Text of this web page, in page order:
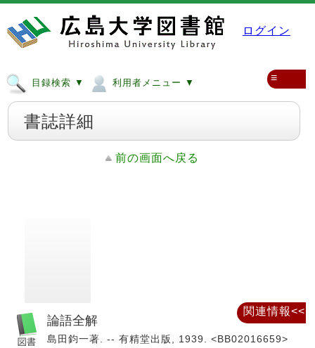
ログイン
目録検索 ▼ 利用者メニュー ▼ ≡
書誌詳細
前の画面へ戻る
論語全解
島田鈞一著. -- 有精堂出版, 1939. <BB02016659>
関連情報<<